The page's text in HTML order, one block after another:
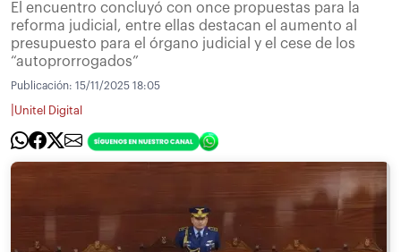
El encuentro concluyó con once propuestas para la
reforma judicial, entre ellas destacan el aumento al
presupuesto para el órgano judicial y el cese de los
“autoprorrogados”
Publicación: 15/11/2025 18:05
Unitel Digital